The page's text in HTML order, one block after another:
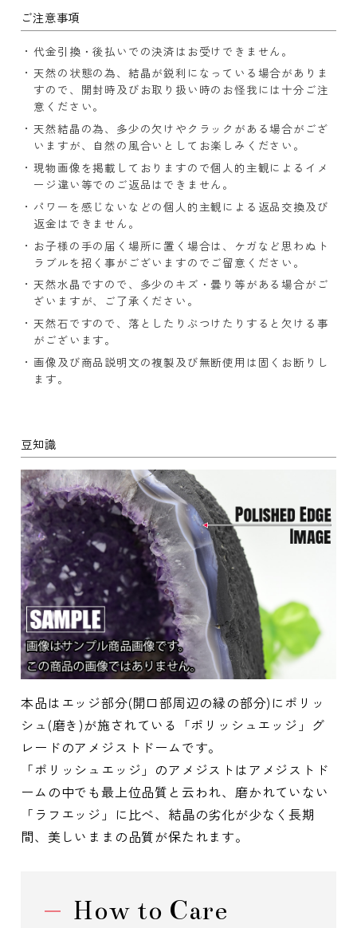
ご注意事項
代金引換・後払いでの決済はお受けできません。
天然の状態の為、結晶が鋭利になっている場合がありま
すので、開封時及びお取り扱い時のお怪我には十分ご注
意ください。
天然結晶の為、多少の欠けやクラックがある場合がござ
いますが、自然の風合いとしてお楽しみください。
現物画像を掲載しておりますので個人的主観によるイメ
ージ違い等でのご返品はできません。
パワーを感じないなどの個人的主観による返品交換及び
返金はできません。
お子様の手の届く場所に置く場合は、ケガなど思わぬト
ラブルを招く事がございますのでご留意ください。
天然水晶ですので、多少のキズ・曇り等がある場合がご
ざいますが、ご了承ください。
天然石ですので、落としたりぶつけたりすると欠ける事
がございます。
画像及び商品説明文の複製及び無断使用は固くお断りし
ます。
豆知識
本品はエッジ部分(開口部周辺の縁の部分)にポリッ
シュ(磨き)が施されている「ポリッシュエッジ」グ
レードのアメジストドームです。
「ポリッシュエッジ」のアメジストはアメジストド
ームの中でも最上位品質と云われ、磨かれていない
「ラフエッジ」に比べ、結晶の劣化が少なく長期
間、美しいままの品質が保たれます。
How to Care